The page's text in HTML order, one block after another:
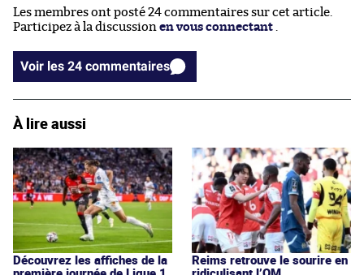
Les membres ont posté 24 commentaires sur cet article.
Participez à la discussion en vous connectant
Voir les 24 commentaires
À lire aussi
Découvrez les affiches de la
Reims retrouve le sourire en